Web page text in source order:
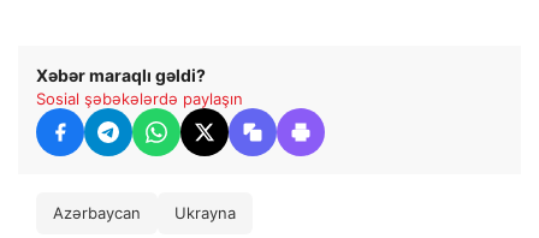
Xəbər maraqlı gəldi?
Sosial şəbəkələrdə paylaşın
Azərbaycan Ukrayna